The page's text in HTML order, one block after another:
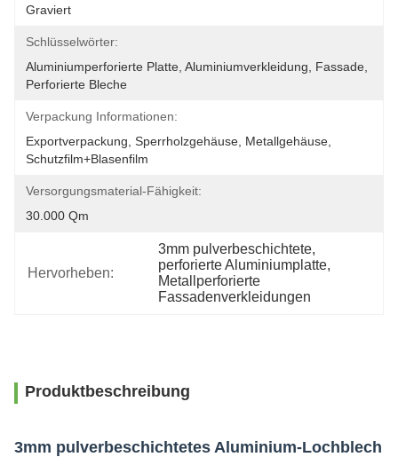
Graviert
Schlüsselwörter:
Aluminiumperforierte Platte, Aluminiumverkleidung, Fassade,
Perforierte Bleche
Verpackung Informationen:
Exportverpackung, Sperrholzgehäuse, Metallgehäuse,
Schutzfilm+Blasenfilm
Versorgungsmaterial-Fähigkeit:
30.000 Qm
Hervorheben:
3mm pulverbeschichtete,
perforierte Aluminiumplatte,
Metallperforierte
Fassadenverkleidungen
Produktbeschreibung
3mm pulverbeschichtetes Aluminium-Lochblech